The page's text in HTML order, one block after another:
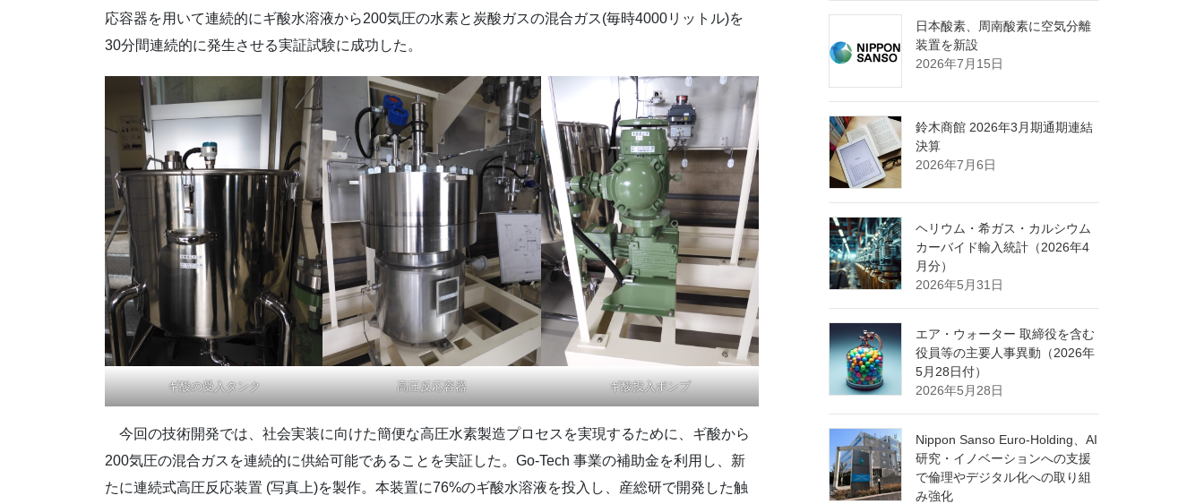
応容器を用いて連続的にギ酸水溶液から200気圧の水素と炭酸ガスの混合ガス(毎時4000リットル)を
30分間連続的に発生させる実証試験に成功した。
ギ酸の受入タンク 高圧反応容器 ギ酸投入ポンプ
今回の技術開発では、社会実装に向けた簡便な高圧水素製造プロセスを実現するために、ギ酸から
200気圧の混合ガスを連続的に供給可能であることを実証した。Go-Tech 事業の補助金を利用し、新
たに連続式高圧反応装置 (写真上)を製作。本装置に76%のギ酸水溶液を投入し、産総研で開発した触
日本酸素、周南酸素に空気分離
装置を新設
2026年7月15日
鈴木商館 2026年3月期通期連結
決算
2026年7月6日
ヘリウム・希ガス・カルシウム
カーバイド輸入統計（2026年4
月分）
2026年5月31日
エア・ウォーター 取締役を含む
役員等の主要人事異動（2026年
5月28日付）
2026年5月28日
Nippon Sanso Euro-Holding、AI
研究・イノベーションへの支援
で倫理やデジタル化への取り組
み強化